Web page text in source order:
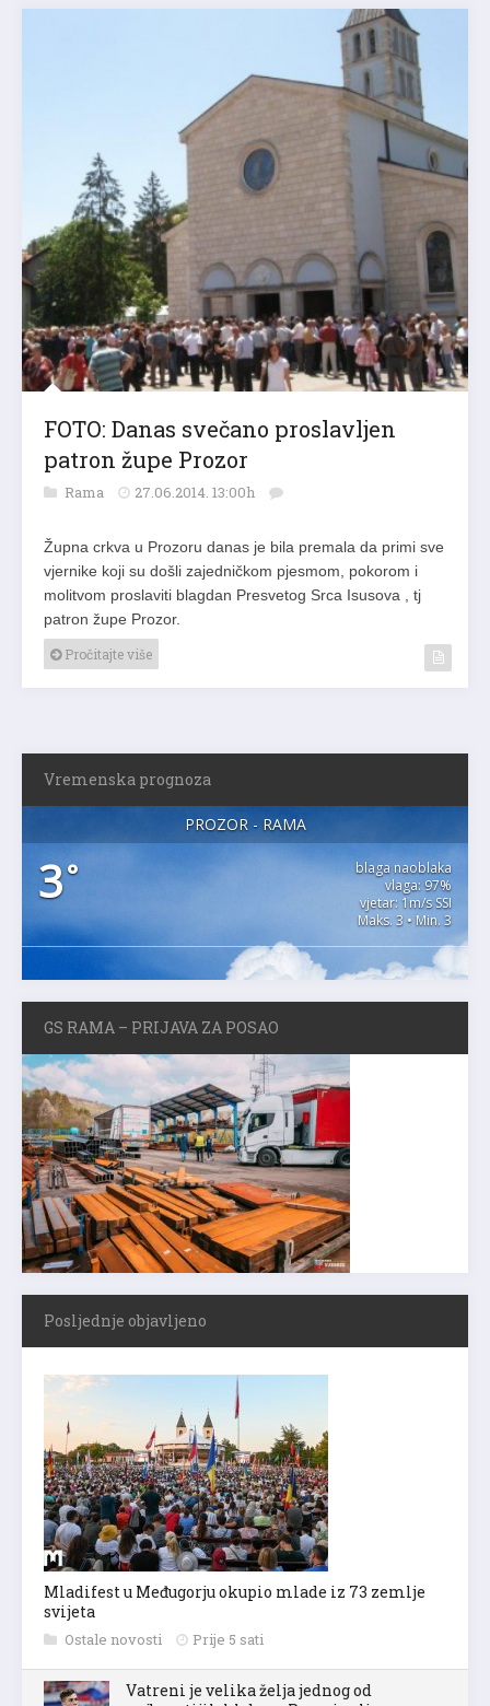
FOTO: Danas svečano proslavljen
patron župe Prozor
Rama 27.06.2014. 13:00h
Župna crkva u Prozoru danas je bila premala da primi sve
vjernike koji su došli zajedničkom pjesmom, pokorom i
molitvom proslaviti blagdan Presvetog Srca Isusova , tj
patron župe Prozor.
Pročitajte više
Vremenska prognoza
PROZOR - RAMA
3°
blaga naoblaka
vlaga: 97%
vjetar: 1m/s SSI
Maks. 3 • Min. 3
GS RAMA – PRIJAVA ZA POSAO
Posljednje objavljeno
Mladifest u Međugorju okupio mlade iz 73 zemlje
svijeta
Ostale novosti Prije 5 sati
Vatreni je velika želja jednog od